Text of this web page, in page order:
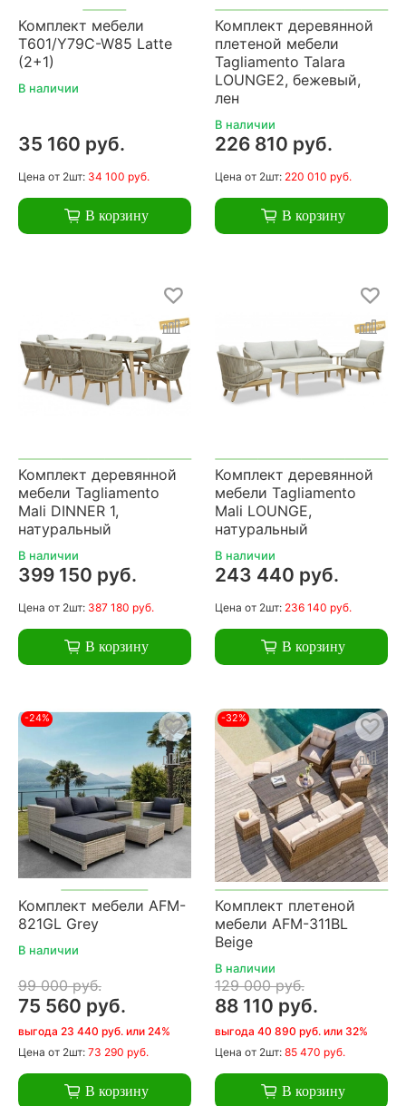
Комплект мебели
T601/Y79C-W85 Latte
(2+1)
В наличии
35 160 руб.
Цена от 2шт: 34 100 руб.
В корзину
Комплект деревянной
плетеной мебели
Tagliamento Talara
LOUNGE2, бежевый,
лен
В наличии
226 810 руб.
Цена от 2шт: 220 010 руб.
В корзину
Комплект деревянной
мебели Tagliamento
Mali DINNER 1,
натуральный
В наличии
399 150 руб.
Цена от 2шт: 387 180 руб.
В корзину
Комплект деревянной
мебели Tagliamento
Mali LOUNGE,
натуральный
В наличии
243 440 руб.
Цена от 2шт: 236 140 руб.
В корзину
-24%
Комплект мебели AFM-
821GL Grey
В наличии
99 000 руб.
75 560 руб.
выгода 23 440 руб. или 24%
Цена от 2шт: 73 290 руб.
В корзину
-32%
Комплект плетеной
мебели AFM-311BL
Beige
В наличии
129 000 руб.
88 110 руб.
выгода 40 890 руб. или 32%
Цена от 2шт: 85 470 руб.
В корзину